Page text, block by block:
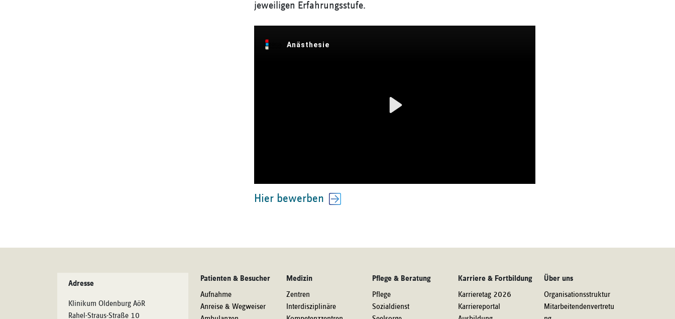
jeweiligen Erfahrungsstufe.
Hier bewerben
Adresse
Klinikum Oldenburg AöR
Rahel-Straus-Straße 10
Patienten & Besucher
Aufnahme
Anreise & Wegweiser
Medizin
Zentren
Interdisziplinäre
Pflege & Beratung
Pflege
Sozialdienst
Karriere & Fortbildung
Karrieretag 2026
Karriereportal
Über uns
Organisationsstruktur
Mitarbeitendenvertretu